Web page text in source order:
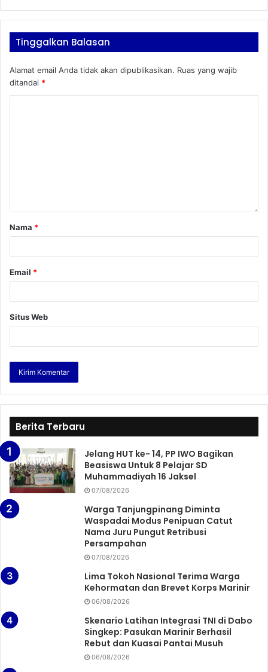
Tinggalkan Balasan
Alamat email Anda tidak akan dipublikasikan. Ruas yang wajib
ditandai *
Nama *
Email *
Situs Web
Berita Terbaru
Jelang HUT ke- 14, PP IWO Bagikan
Beasiswa Untuk 8 Pelajar SD
Muhammadiyah 16 Jaksel
07/08/2026
Warga Tanjungpinang Diminta
Waspadai Modus Penipuan Catut
Nama Juru Pungut Retribusi
Persampahan
07/08/2026
Lima Tokoh Nasional Terima Warga
Kehormatan dan Brevet Korps Marinir
06/08/2026
Skenario Latihan Integrasi TNI di Dabo
Singkep: Pasukan Marinir Berhasil
Rebut dan Kuasai Pantai Musuh
06/08/2026